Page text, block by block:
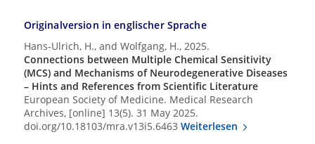
Originalversion in englischer Sprache
Hans-Ulrich, H., and Wolfgang, H., 2025.
Connections between Multiple Chemical Sensitivity
(MCS) and Mechanisms of Neurodegenerative Diseases
– Hints and References from Scientific Literature
European Society of Medicine. Medical Research
Archives, [online] 13(5). 31 May 2025.
doi.org/10.18103/mra.v13i5.6463 Weiterlesen